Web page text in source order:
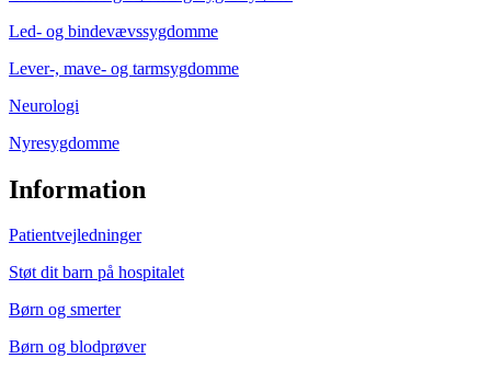
Led- og bindevævssygdomme
Lever-, mave- og tarmsygdomme
Neurologi
Nyresygdomme
Information
Patientvejledninger
Støt dit barn på hospitalet
Børn og smerter
Børn og blodprøver